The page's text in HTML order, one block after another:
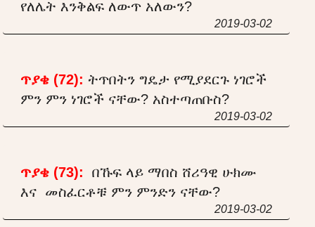
የለሌት እንቅልፍ ለውጥ አለውን?
2019-03-02
ጥያቄ (72): ትጥበትን ግዴታ የሚያደርጉ ነገሮች
ምን ምን ነገሮች ናቸው? አስተጣጠቡስ?
2019-03-02
ጥያቄ (73):
በኹፍ ላይ ማበስ ሸሪዓዊ ሁክሙ
እና መስፈርቶቹ ምን ምንድን ናቸው?
2019-03-02